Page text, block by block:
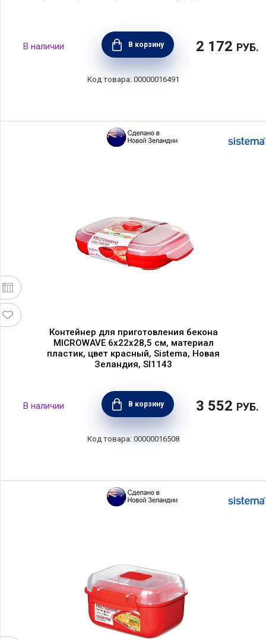
В корзину 2 172 РУБ.
00000016491
Контейнер для приготовления бекона
MICROWAVE 6х22х28,5 см, материал
пластик, цвет красный, Sistema, Новая
Зеландия, SI1143
В корзину 3 552 РУБ.
00000016508